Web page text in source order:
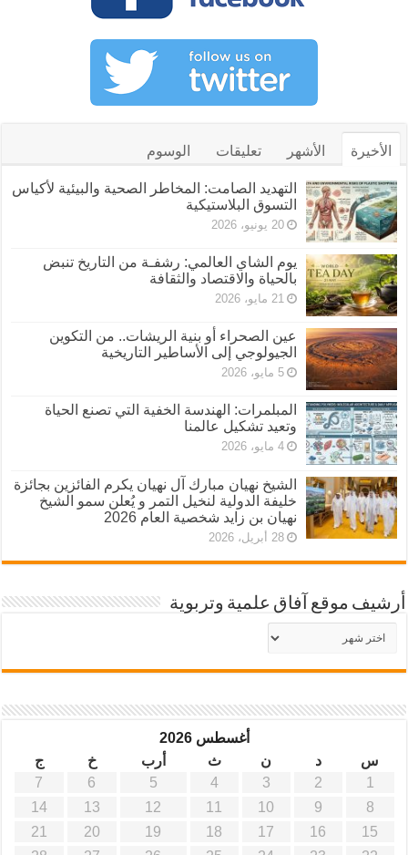
الأخيرة الأشهر تعليقات الوسوم
التهديد الصامت: المخاطر الصحية والبيئية لأكياس
التسوق البلاستيكية
20 يونيو، 2026
يوم الشاي العالمي: رشفـة من التاريخ تنبض
بالحياة والاقتصاد والثقافة
21 مايو، 2026
عين الصحراء أو بنية الريشات.. من التكوين
الجيولوجي إلى الأساطير التاريخية
5 مايو، 2026
المبلمرات: الهندسة الخفية التي تصنع الحياة
وتعيد تشكيل عالمنا
4 مايو، 2026
الشيخ نهيان مبارك آل نهيان يكرم الفائزين بجائزة
خليفة الدولية لنخيل التمر و يُعلن سمو الشيخ
نهيان بن زايد شخصية العام 2026
28 أبريل، 2026
أرشيف موقع آفاق علمية وتربوية
أرشيف
موقع
أغسطس 2026
س
د ن ث أرب خ
ج
1
2
3
4
5
6
7
8
9
10
11
12
13
14
15
16
17
18
19
20
21